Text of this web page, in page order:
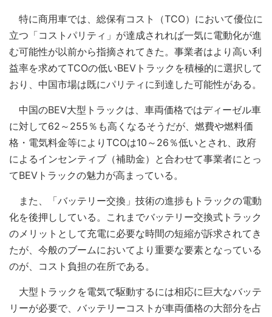
特に商用車では、総保有コスト（TCO）において優位に
立つ「コストパリティ」が達成されれば一気に電動化が進
む可能性が以前から指摘されてきた。事業者はより高い利
益率を求めてTCOの低いBEVトラックを積極的に選択して
おり、中国市場は既にパリティに到達した可能性がある。
中国のBEV大型トラックは、車両価格ではディーゼル車
に対して62～255％も高くなるそうだが、燃費や燃料価
格・電気料金等によりTCOは10～26％低いとされ、政府
によるインセンティブ（補助金）と合わせて事業者にとっ
てBEVトラックの魅力が高まっている。
また、「バッテリー交換」技術の進捗もトラックの電動
化を後押ししている。これまでバッテリー交換式トラック
のメリットとして充電に必要な時間の短縮が訴求されてき
たが、今般のブームにおいてより重要な要素となっている
のが、コスト負担の在所である。
大型トラックを電気で駆動するには相応に巨大なバッテ
リーが必要で、バッテリーコストが車両価格の大部分を占